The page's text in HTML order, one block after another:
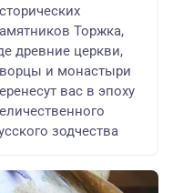
Торжка,
древние церкви,
и монастыри
вас в эпоху
зодчества